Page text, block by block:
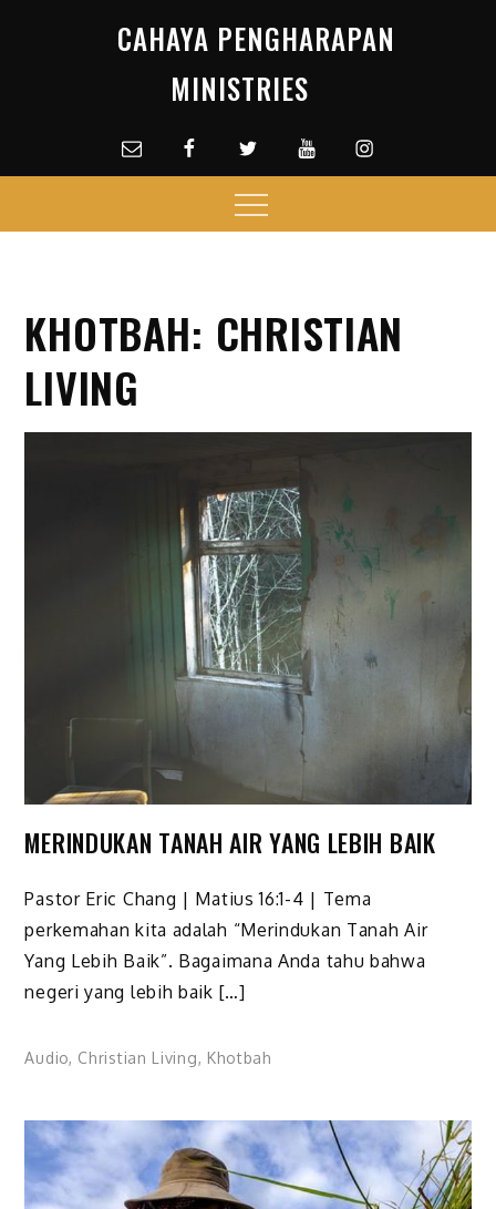
CAHAYA PENGHARAPAN
MINISTRIES
Email facebookTwitterYoutubeInstagram
Menu
KHOTBAH: CHRISTIAN
LIVING
MERINDUKAN TANAH AIR YANG LEBIH BAIK
Pastor Eric Chang | Matius 16:1-4 | Tema
perkemahan kita adalah “Merindukan Tanah Air
Yang Lebih Baik”. Bagaimana Anda tahu bahwa
negeri yang lebih baik […]
Audio, Christian Living, Khotbah